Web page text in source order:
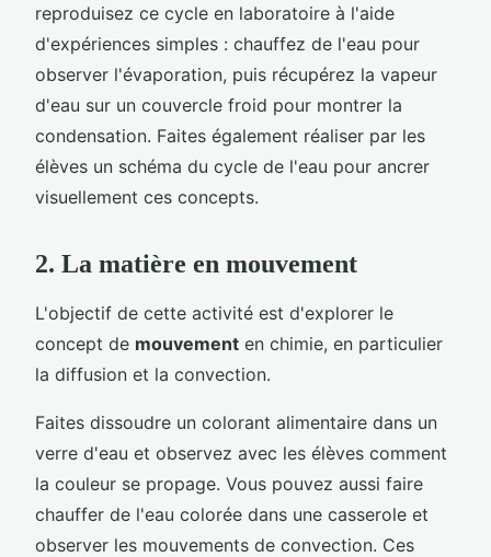
reproduisez ce cycle en laboratoire à l'aide
d'expériences simples : chauffez de l'eau pour
observer l'évaporation, puis récupérez la vapeur
d'eau sur un couvercle froid pour montrer la
condensation. Faites également réaliser par les
élèves un schéma du cycle de l'eau pour ancrer
visuellement ces concepts.
2. La matière en mouvement
L'objectif de cette activité est d'explorer le
concept de mouvement en chimie, en particulier
la diffusion et la convection.
Faites dissoudre un colorant alimentaire dans un
verre d'eau et observez avec les élèves comment
la couleur se propage. Vous pouvez aussi faire
chauffer de l'eau colorée dans une casserole et
observer les mouvements de convection. Ces